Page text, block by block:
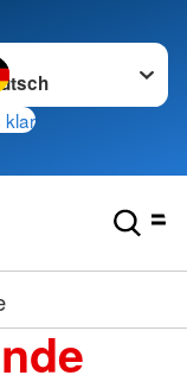
wechseln zu
klar